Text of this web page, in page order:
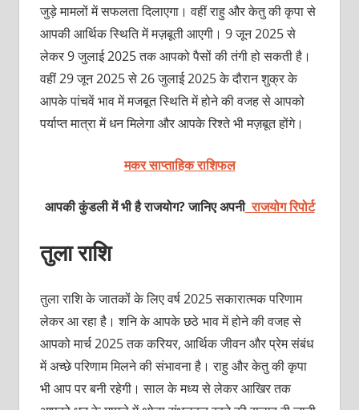
जुड़े मामलों में सफलता दिलाएगा। वहीं राहु और केतु की कृपा से
आपकी आर्थिक स्थिति में मज़बूती आएगी। 9 जून 2025 से
लेकर 9 जुलाई 2025 तक आपको पैसों की तंगी हो सकती है।
वहीं 29 जून 2025 से 26 जुलाई 2025 के दौरान शुक्र के
आपके पांचवें भाव में मजबूत स्थिति में होने की वजह से आपको
पर्याप्त मात्रा में धन मिलेगा और आपके रिश्ते भी मज़बूत होंगे।
मकर साप्ताहिक राशिफल
आपकी कुंडली में भी है राजयोग? जानिए अपनीराजयोग रिपोर्ट
तुला राशि
तुला राशि के जातकों के लिए वर्ष 2025 सकारात्‍मक परिणाम
लेकर आ रहा है। शनि के आपके छठे भाव में होने की वजह से
आपको मार्च 2025 तक करियर, आर्थिक जीवन और प्रेम संबंध
में अच्‍छे परिणाम मिलने की संभावना है। राहु और केतु की कृपा
भी आप पर बनी रहेगी। साल के मध्‍य से लेकर आखिर तक